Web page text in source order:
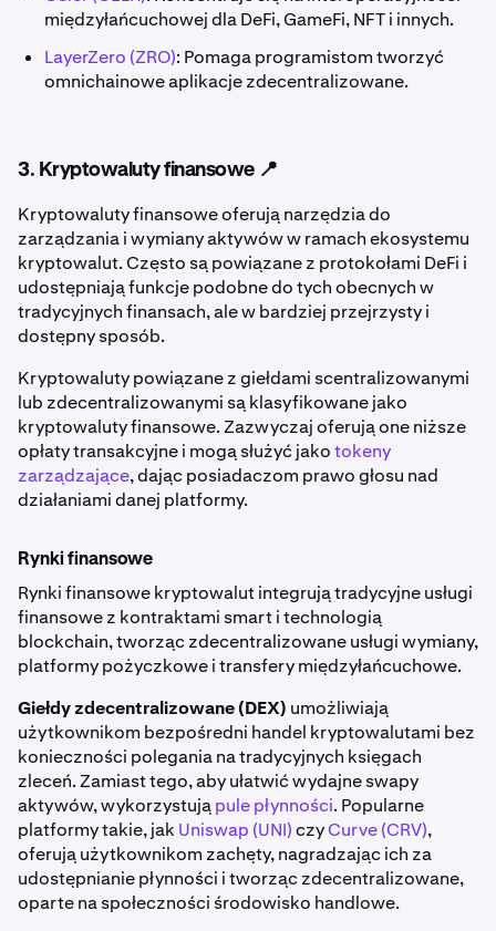
międzyłańcuchowej dla DeFi, GameFi, NFT i innych.
LayerZero (ZRO): Pomaga programistom tworzyć
omnichainowe aplikacje zdecentralizowane.
3. Kryptowaluty finansowe 📍
Kryptowaluty finansowe oferują narzędzia do
zarządzania i wymiany aktywów w ramach ekosystemu
kryptowalut. Często są powiązane z protokołami DeFi i
udostępniają funkcje podobne do tych obecnych w
tradycyjnych finansach, ale w bardziej przejrzysty i
dostępny sposób.
Kryptowaluty powiązane z giełdami scentralizowanymi
lub zdecentralizowanymi są klasyfikowane jako
kryptowaluty finansowe. Zazwyczaj oferują one niższe
opłaty transakcyjne i mogą służyć jakotokeny
zarządzające, dając posiadaczom prawo głosu nad
działaniami danej platformy.
Rynki finansowe
Rynki finansowe kryptowalut integrują tradycyjne usługi
finansowe z kontraktami smart i technologią
blockchain, tworząc zdecentralizowane usługi wymiany,
platformy pożyczkowe i transfery międzyłańcuchowe.
Giełdy zdecentralizowane (DEX) umożliwiają
użytkownikom bezpośredni handel kryptowalutami bez
konieczności polegania na tradycyjnych księgach
zleceń. Zamiast tego, aby ułatwić wydajne swapy
aktywów, wykorzystująpule płynności. Popularne
platformy takie, jak Uniswap (UNI)czyCurve (CRV),
oferują użytkownikom zachęty, nagradzając ich za
udostępnianie płynności i tworząc zdecentralizowane,
oparte na społeczności środowisko handlowe.